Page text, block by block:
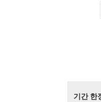
기간 한